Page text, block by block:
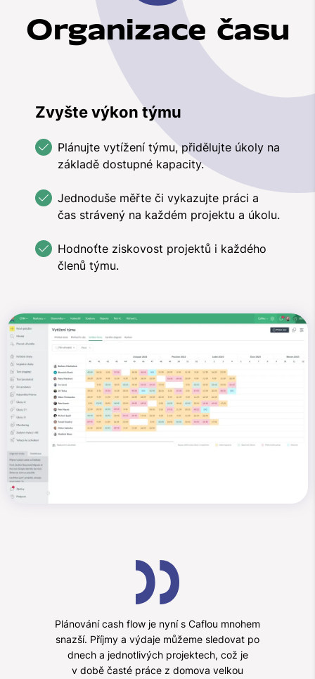
Organizace času
Zvyšte výkon týmu
Plánujte vytížení týmu, přidělujte úkoly na
základě dostupné kapacity.
Jednoduše měřte či vykazujte práci a
čas strávený na každém projektu a úkolu.
Hodnoťte ziskovost projektů i každého
členů týmu.
Plánování cash flow je nyní s Caflou mnohem
snazší. Příjmy a výdaje můžeme sledovat po
dnech a jednotlivých projektech, což je
v době časté práce z domova velkou